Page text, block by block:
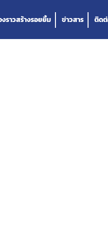
งราวสร้างรอยยิ้ม ข่าวสาร ติดต่